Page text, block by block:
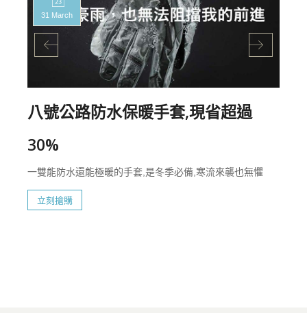
31 March
八號公路防水保暖手套,現省超過
30%
一雙能防水還能極暖的手套,是冬季必備,寒流來襲也無懼
立刻搶購